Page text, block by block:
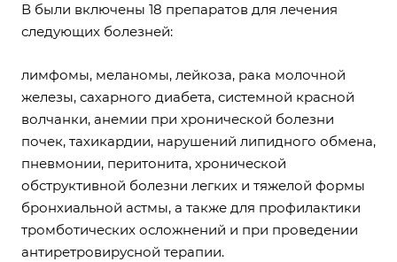
В были включены 18 препаратов для лечения
следующих болезней:
лимфомы, меланомы, лейкоза, рака молочной
железы, сахарного диабета, системной красной
волчанки, анемии при хронической болезни
почек, тахикардии, нарушений липидного обмена,
пневмонии, перитонита, хронической
обструктивной болезни легких и тяжелой формы
бронхиальной астмы, а также для профилактики
тромботических осложнений и при проведении
антиретровирусной терапии.